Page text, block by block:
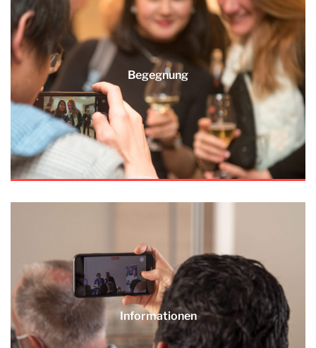
Begegnung
Informationen